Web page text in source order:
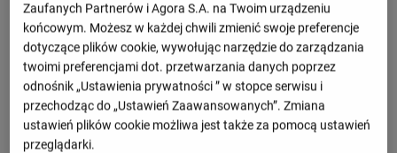
Betclic 2 Liga - Betclic 2 Liga
M
1 Avia Świdnik
Zaufanych Partnerów i Agora S.A. na Twoim urządzeniu
końcowym. Możesz w każdej chwili zmienić swoje preferencje
dotyczące plików cookie, wywołując narzędzie do zarządzania
twoimi preferencjami dot. przetwarzania danych poprzez
odnośnik „Ustawienia prywatności ” w stopce serwisu i
przechodząc do „Ustawień Zaawansowanych”. Zmiana
ustawień plików cookie możliwa jest także za pomocą ustawień
przeglądarki.